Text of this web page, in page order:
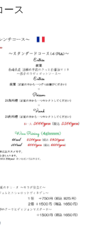
ース